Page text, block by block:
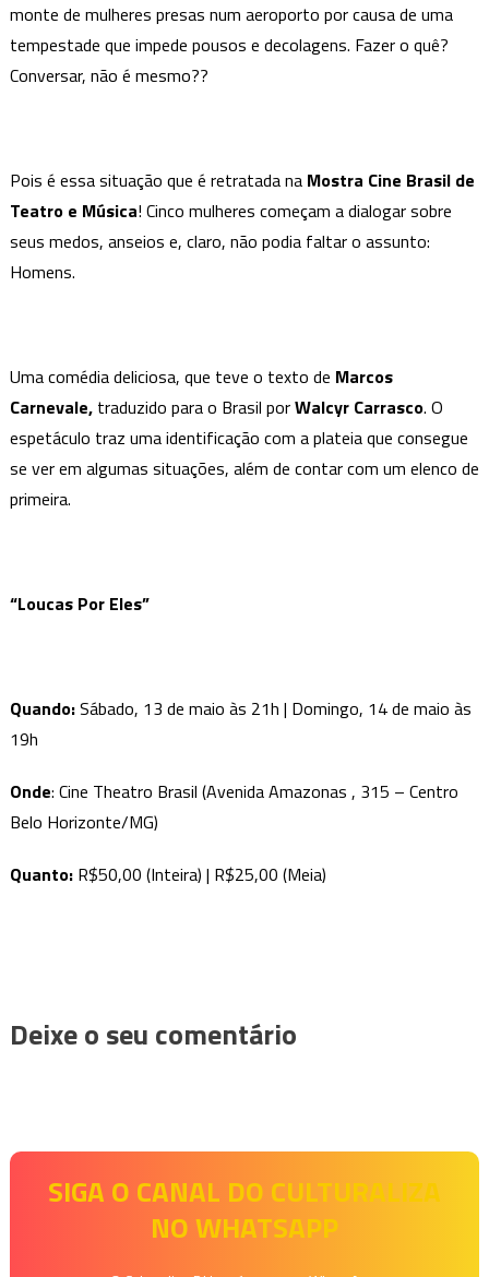
Mostra
Cine
Brasil
monte de mulheres presas num aeroporto por causa de uma
tempestade que impede pousos e decolagens. Fazer o quê?
Conversar, não é mesmo??
Pois é essa situação que é retratada na Mostra Cine Brasil de
Teatro e Música! Cinco mulheres começam a dialogar sobre
seus medos, anseios e, claro, não podia faltar o assunto:
Homens.
Uma comédia deliciosa, que teve o texto de Marcos
Carnevale, traduzido para o Brasil porWalcyr Carrasco. O
espetáculo traz uma identificação com a plateia que consegue
se ver em algumas situações, além de contar com um elenco de
primeira.
“Loucas Por Eles”
Quando:Sábado, 13 de maio às 21h | Domingo, 14 de maio às
19h
Onde: Cine Theatro Brasil (Avenida Amazonas , 315 – Centro
Belo Horizonte/MG)
Quanto: R$50,00 (Inteira) | R$25,00 (Meia)
Deixe o seu comentário
SIGA O CANAL DO CULTURALIZA
NO WHATSAPP